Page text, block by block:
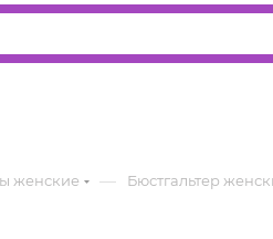
женские — Бюстгальтер